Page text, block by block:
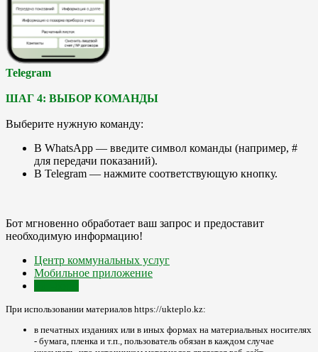
Telegram
ШАГ 4: ВЫБОР КОМАНДЫ
Выберите нужную команду:
В WhatsApp — введите символ команды (например, #
для передачи показаний).
В Telegram — нажмите соответствующую кнопку.
Бот мгновенно обработает ваш запрос и предоставит
необходимую информацию!
Центр коммунальных услуг
Мобильное приложение
При использовании материалов https://ukteplo.kz:
в печатных изданиях или в иных формах на материальных носителях
- бумага, пленка и т.п., пользователь обязан в каждом случае